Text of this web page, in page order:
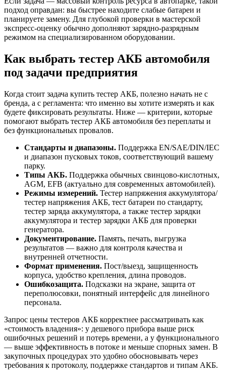
подход оправдан: вы быстрее находите слабые батареи и
планируете замену. Для глубокой проверки в мастерской
экспресс-оценку обычно дополняют зарядно-разрядным
режимом на специализированном оборудовании.
Как выбрать тестер АКБ автомобиля
под задачи предприятия
Когда стоит задача купить тестер АКБ, полезно начать не с
бренда, а с регламента: что именно вы хотите измерять и как
будете фиксировать результаты. Ниже — критерии, которые
помогают выбрать тестер АКБ автомобиля без переплаты и
без функциональных провалов.
Стандарты и диапазоны. Поддержка EN/SAE/DIN/IEC
и диапазон пусковых токов, соответствующий вашему
парку.
Типы АКБ. Поддержка обычных свинцово-кислотных,
AGM, EFB (актуально для современных автомобилей).
Режимы измерений. Тестер напряжения аккумулятора/
тестер напряжения АКБ, тест батареи по стандарту,
тестер заряда аккумулятора, а также тестер зарядки
аккумулятора и тестер зарядки АКБ для проверки
генератора.
Документирование. Память, печать, выгрузка
результатов — важно для контроля качества и
внутренней отчетности.
Формат применения. Пост/выезд, защищенность
корпуса, удобство крепления, длина проводов.
Ошибкозащита. Подсказки на экране, защита от
переполюсовки, понятный интерфейс для линейного
персонала.
Запрос цены тестеров АКБ корректнее рассматривать как
«стоимость владения»: у дешевого прибора выше риск
ошибочных решений и потерь времени, а у функционального
— выше эффективность в потоке и меньше спорных замен. В
закупочных процедурах это удобно обосновывать через
требования к протоколу, поддержке стандартов и типам АКБ.